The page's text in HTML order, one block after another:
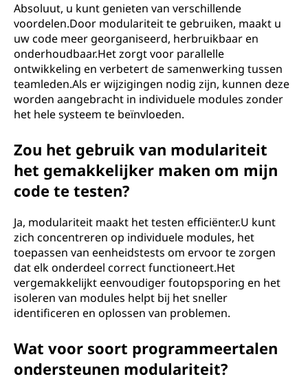
Absoluut, u kunt genieten van verschillende
voordelen.Door modulariteit te gebruiken, maakt u
uw code meer georganiseerd, herbruikbaar en
onderhoudbaar.Het zorgt voor parallelle
ontwikkeling en verbetert de samenwerking tussen
teamleden.Als er wijzigingen nodig zijn, kunnen deze
worden aangebracht in individuele modules zonder
het hele systeem te beïnvloeden.
Zou het gebruik van modulariteit
het gemakkelijker maken om mijn
code te testen?
Ja, modulariteit maakt het testen efficiënter.U kunt
zich concentreren op individuele modules, het
toepassen van eenheidstests om ervoor te zorgen
dat elk onderdeel correct functioneert.Het
vergemakkelijkt eenvoudiger foutopsporing en het
isoleren van modules helpt bij het sneller
identificeren en oplossen van problemen.
Wat voor soort programmeertalen
ondersteunen modulariteit?